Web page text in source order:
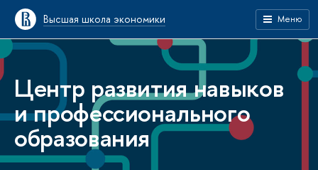
Высшая школа экономики Меню
Центр развития навыков
и профессионального
образования